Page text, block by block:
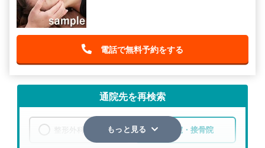
電話で無料予約をする
通院先を再検索
整形外科 整骨院・接骨院
もっと見る